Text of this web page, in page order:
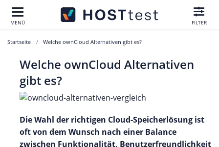
MENÜ FILTER
Startseite Welche ownCloud Alternativen gibt es?
Welche ownCloud Alternativen
gibt es?
Die Wahl der richtigen Cloud-Speicherlösung ist
oft von dem Wunsch nach einer Balance
zwischen Funktionalität, Benutzerfreundlichkeit